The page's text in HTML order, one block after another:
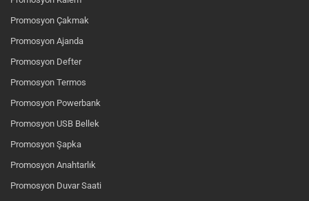
Promosyon Çakmak
Promosyon Ajanda
Promosyon Defter
Promosyon Termos
Promosyon Powerbank
Promosyon USB Bellek
Promosyon Şapka
Promosyon Anahtarlık
Promosyon Duvar Saati